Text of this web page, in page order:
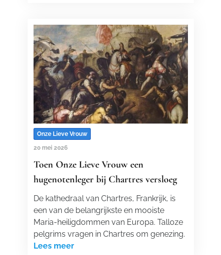
Onze Lieve Vrouw
20 mei 2026
Toen Onze Lieve Vrouw een
hugenotenleger bij Chartres versloeg
De kathedraal van Chartres, Frankrijk, is
een van de belangrijkste en mooiste
Maria-heiligdommen van Europa. Talloze
pelgrims vragen in Chartres om genezing.
Lees meer